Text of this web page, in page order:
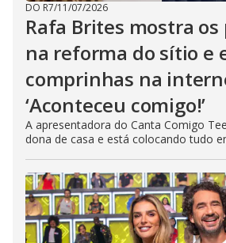
DO R7/11/07/2026
Rafa Brites mostra
na reforma do sítio e
comprinhas na
‘Aconteceu comigo!’
A apresentadora do Canta Comigo
dona de casa e está colocando tudo